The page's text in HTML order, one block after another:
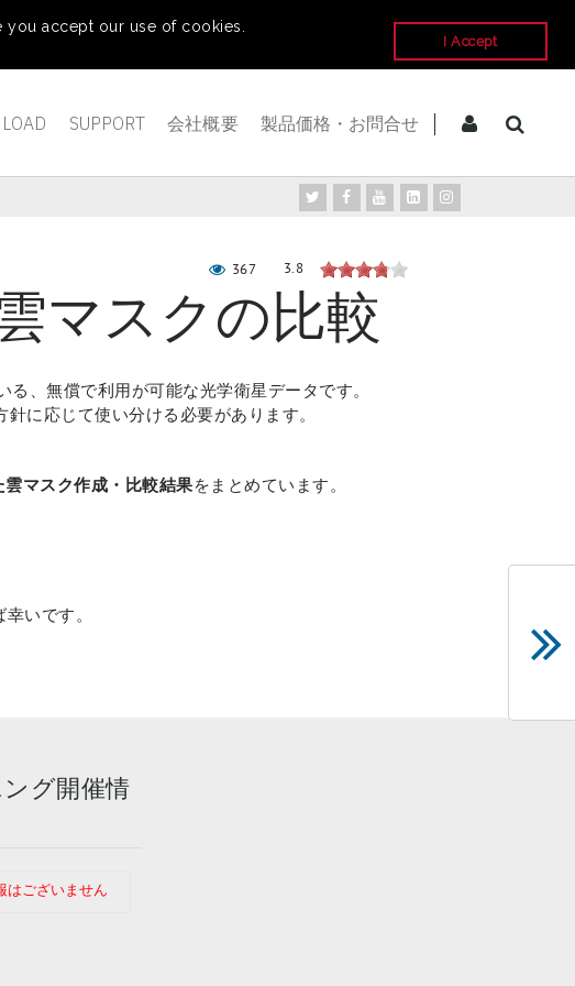
accept our use of cookies.
I Accept
SUPPORT 会社概要 製品価格・お問合せ
367 3.8
マスクの比較
、無償で利用が可能な光学衛星データです。
に応じて使い分ける必要があります。
雲マスク作成・比較結果をまとめています。
いです。
グ開催情
はございません